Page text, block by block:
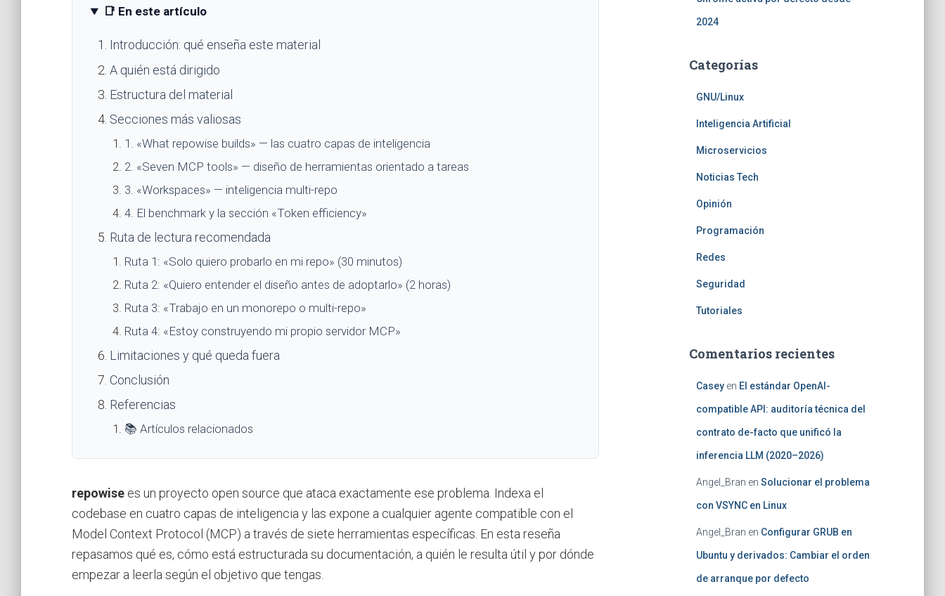
📑 En este artículo
Introducción: qué enseña este material
A quién está dirigido
Estructura del material
Secciones más valiosas
1. «What repowise builds» — las cuatro capas de inteligencia
2. «Seven MCP tools» — diseño de herramientas orientado a tareas
3. «Workspaces» — inteligencia multi-repo
4. El benchmark y la sección «Token efficiency»
Ruta de lectura recomendada
Ruta 1: «Solo quiero probarlo en mi repo» (30 minutos)
Ruta 2: «Quiero entender el diseño antes de adoptarlo» (2 horas)
Ruta 3: «Trabajo en un monorepo o multi-repo»
Ruta 4: «Estoy construyendo mi propio servidor MCP»
Limitaciones y qué queda fuera
Conclusión
Referencias
📚 Artículos relacionados
repowise es un proyecto open source que ataca exactamente ese problema. Indexa el
codebase en cuatro capas de inteligencia y las expone a cualquier agente compatible con el
Model Context Protocol (MCP) a través de siete herramientas específicas. En esta reseña
repasamos qué es, cómo está estructurada su documentación, a quién le resulta útil y por dónde
empezar a leerla según el objetivo que tengas.
2024
Categorías
GNU/Linux
Inteligencia Artificial
Microservicios
Noticias Tech
Opinión
Programación
Redes
Seguridad
Tutoriales
Comentarios recientes
Caseyen El estándar OpenAI-
compatible API: auditoría técnica del
contrato de-facto que unificó la
inferencia LLM (2020–2026)
Angel_Bran en Solucionar el problema
con VSYNC en Linux
Angel_Bran en Configurar GRUB en
Ubuntu y derivados: Cambiar el orden
de arranque por defecto